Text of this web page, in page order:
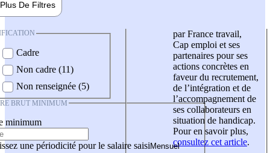
Plus De Filtres
Cadre
Non cadre (11)
Non renseignée (5)
BRUT MINIMUM
minimum
une périodicité pour le salaire saisi
par France travail,
Cap emploi et ses
partenaires pour ses
actions concrètes en
faveur du recrutement,
de l’intégration et de
l’accompagnement de
ses collaborateurs en
situation de handicap.
Pour en savoir plus,
consultez cet article.